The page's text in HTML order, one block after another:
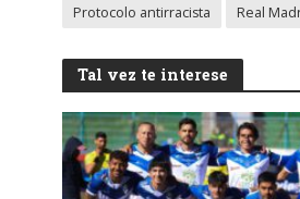
Protocolo antirracista
Real
Tal vez te interese